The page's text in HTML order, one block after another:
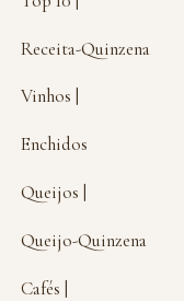
Receita-Quinzena
Vinhos |
Enchidos
Queijos |
Queijo-Quinzena
Cafés |